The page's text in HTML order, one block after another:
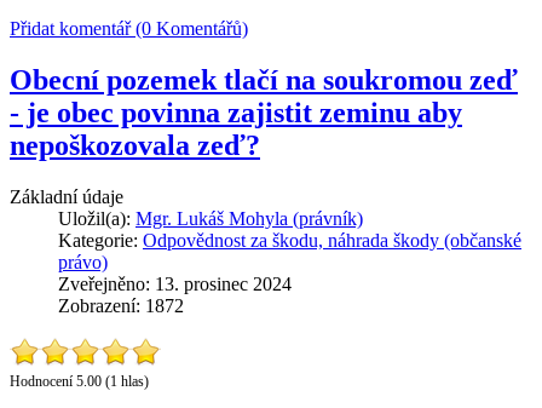
Přidat komentář (0 Komentářů)
Obecní pozemek tlačí na soukromou zeď
- je obec povinna zajistit zeminu aby
nepoškozovala zeď?
Základní údaje
Uložil(a): Mgr. Lukáš Mohyla (právník)
Kategorie: Odpovědnost za škodu, náhrada škody (občanské
právo)
Zveřejněno: 13. prosinec 2024
Zobrazení: 1872
Hodnocení 5.00 (1 hlas)